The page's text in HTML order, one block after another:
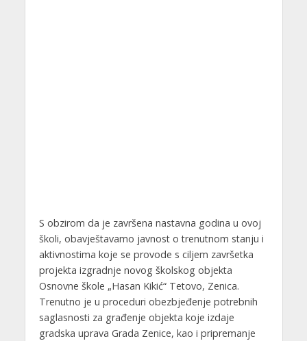
S obzirom da je završena nastavna godina u ovoj
školi, obavještavamo javnost o trenutnom stanju i
aktivnostima koje se provode s ciljem završetka
projekta izgradnje novog školskog objekta
Osnovne škole „Hasan Kikić“ Tetovo, Zenica.
Trenutno je u proceduri obezbjeđenje potrebnih
saglasnosti za građenje objekta koje izdaje
gradska uprava Grada Zenice, kao i pripremanje